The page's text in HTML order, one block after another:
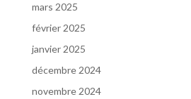
mars 2025
février 2025
janvier 2025
décembre 2024
novembre 2024